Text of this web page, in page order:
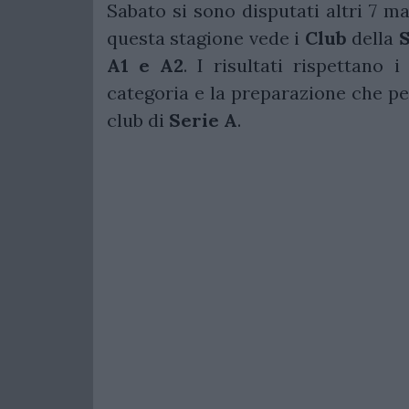
Sabato si sono disputati altri 7
questa stagione vede i Club della
A1 e A2. I risultati rispettano i
categoria e la preparazione che
club di Serie A.